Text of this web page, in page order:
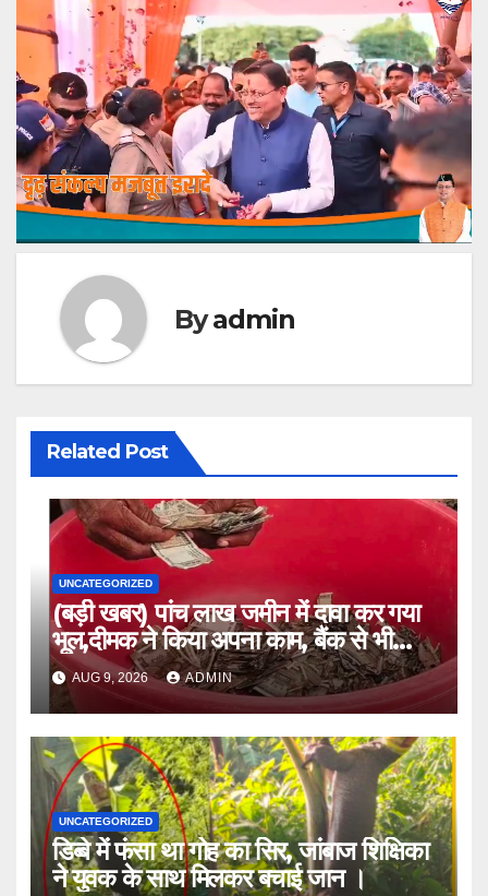
Byadmin
Related Post
UNCATEGORIZED
(बड़ी खबर) पांच लाख जमीन में दावा कर गया
भूल,दीमक ने किया अपना काम, बैंक से भी
लौटा हताश ।।
AUG 9, 2026 ADMIN
UNCATEGORIZED
डिब्बे में फंसा था गोह का सिर, जांबाज शिक्षिका
ने युवक के साथ मिलकर बचाई जान ।